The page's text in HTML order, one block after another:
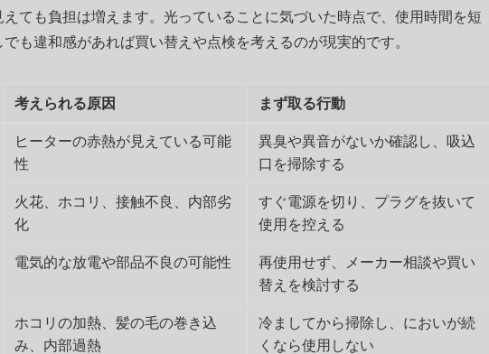
ても負担は増えます。光っていることに気づいた時点で、使用時間を短
も違和感があれば買い替えや点検を考えるのが現実的です。
考えられる原因 まず取る行動
ヒーターの赤熱が見えている可能
性
異臭や異音がないか確認し、吸込
口を掃除する
火花、ホコリ、接触不良、内部劣
化
すぐ電源を切り、プラグを抜いて
使用を控える
電気的な放電や部品不良の可能性
再使用せず、メーカー相談や買い
替えを検討する
ホコリの加熱、髪の毛の巻き込
み、内部過熱
冷ましてから掃除し、においが続
くなら使用しない